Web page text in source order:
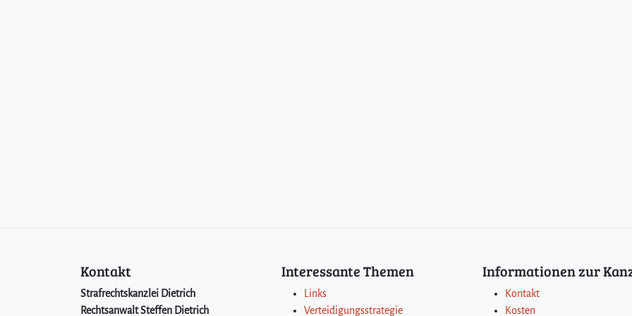
Kontakt
Strafrechtskanzlei Dietrich
Rechtsanwalt Steffen Dietrich
Interessante Themen
Links
Verteidigungsstrategie
Informationen zur
Kontakt
Kosten